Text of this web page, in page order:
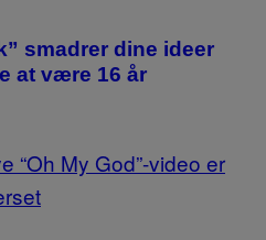
smadrer dine ideer
at være 16 år